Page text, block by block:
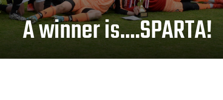
A winner is....SPARTA!